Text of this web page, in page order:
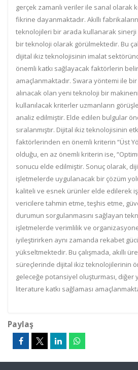
gerçek zamanlı veriler ile sanal olarak
fikrine dayanmaktadır. Akıllı
teknolojileri bir arada kullanarak sinerji
bir teknoloji olarak görülmektedir. Bu
dijital ikiz teknolojisinin imalat
önemli katkı sağlayacak faktörlerin
amaçlanmaktadır. Swara yöntemi ile
alınacak olan yeni teknoloji bir
kullanılacak kriterler uzmanların
analiz edilmiştir. Elde edilen bulgular
sıralanmıştır. Dijital ikiz teknolojisinin
faktörlerinden en önemli kriterin “Üst
olduğu, en az önemli kriterin ise,
sonucu elde edilmiştir. Sonuç olarak,
işletmelerde uygulanacak bir çözüm
kaliteli ve esnek ürünler elde edilerek
vericilere tahmin etme, teşhis etme,
durumun sorgulanmasını sağlayan
işletmelerde verimlilik ve
iyileştirirken aynı zamanda rekabet
yükseltmektedir. Bu çalışmada, akıllı
süreçlerinde dijital ikiz teknolojilerinin
geleceğe potansiyel oluşturması, diğer
literature katkı sağlaması
Paylaş